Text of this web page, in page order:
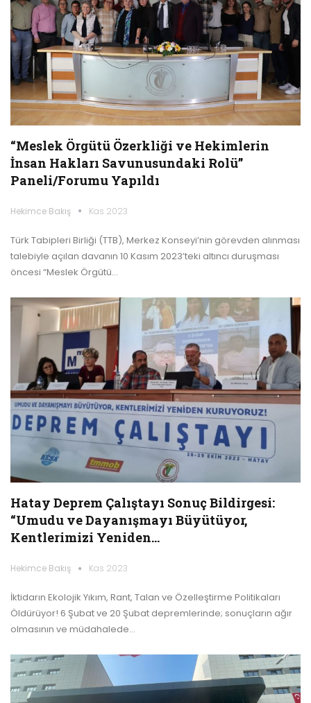
“Meslek Örgütü Özerkliği ve Hekimlerin
İnsan Hakları Savunusundaki Rolü”
Paneli/Forumu Yapıldı
Hekimce Bakış Kas 2023
Türk Tabipleri Birliği (TTB), Merkez Konseyi’nin görevden alınması
talebiyle açılan davanın 10 Kasım 2023’teki altıncı duruşması
öncesi “Meslek Örgütü…
Hatay Deprem Çalıştayı Sonuç Bildirgesi:
“Umudu ve Dayanışmayı Büyütüyor,
Kentlerimizi Yeniden…
Hekimce Bakış Kas 2023
İktidarın Ekolojik Yıkım, Rant, Talan ve Özelleştirme Politikaları
Öldürüyor! 6 Şubat ve 20 Şubat depremlerinde; sonuçların ağır
olmasının ve müdahalede…